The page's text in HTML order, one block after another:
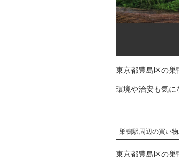
東京都豊島区の
環境や治安も気に
巣鴨駅周辺の買い
東京都豊島区の